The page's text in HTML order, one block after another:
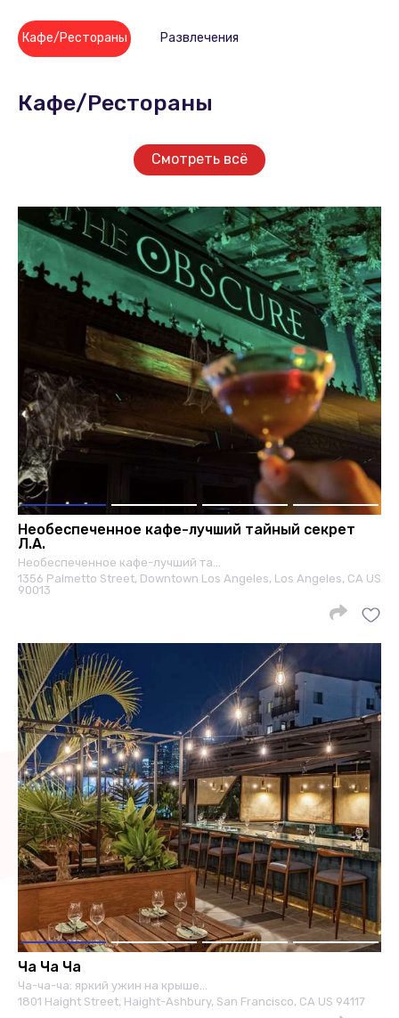
Кафе/Рестораны Развлечения
Кафе/Рестораны
Смотреть всё
Необеспеченное кафе-лучший тайный секрет
Л.А.
Необеспеченное кафе-лучший та…
1356 Palmetto Street, Downtown Los Angeles, Los Angeles, CA US
90013
Ча Ча Ча
Ча-ча-ча: яркий ужин на крыше…
1801 Haight Street, Haight-Ashbury, San Francisco, CA US 94117